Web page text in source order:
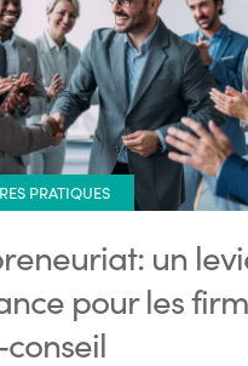
PRATIQUES
un
pour les